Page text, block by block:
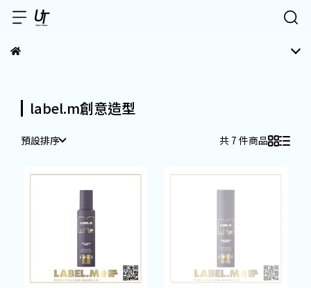
label.m創意造型
預設排序 共 7 件商品